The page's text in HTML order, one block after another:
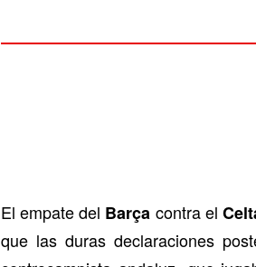
El empate del Barça contra el
que las duras declaraciones